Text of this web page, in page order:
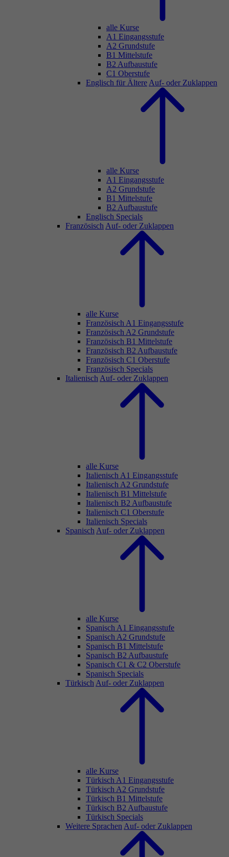
alle Kurse
A1 Eingangsstufe
A2 Grundstufe
B1 Mittelstufe
B2 Aufbaustufe
C1 Oberstufe
Englisch für Ältere Auf- oder Zuklappen
alle Kurse
A1 Eingangsstufe
A2 Grundstufe
B1 Mittelstufe
B2 Aufbaustufe
Englisch Specials
Französisch Auf- oder Zuklappen
alle Kurse
Französisch A1 Eingangsstufe
Französisch A2 Grundstufe
Französisch B1 Mittelstufe
Französisch B2 Aufbaustufe
Französisch C1 Oberstufe
Französisch Specials
Italienisch Auf- oder Zuklappen
alle Kurse
Italienisch A1 Eingangsstufe
Italienisch A2 Grundstufe
Italienisch B1 Mittelstufe
Italienisch B2 Aufbaustufe
Italienisch C1 Oberstufe
Italienisch Specials
Spanisch Auf- oder Zuklappen
alle Kurse
Spanisch A1 Eingangsstufe
Spanisch A2 Grundstufe
Spanisch B1 Mittelstufe
Spanisch B2 Aufbaustufe
Spanisch C1 & C2 Oberstufe
Spanisch Specials
Türkisch Auf- oder Zuklappen
alle Kurse
Türkisch A1 Eingangsstufe
Türkisch A2 Grundstufe
Türkisch B1 Mittelstufe
Türkisch B2 Aufbaustufe
Türkisch Specials
Weitere Sprachen Auf- oder Zuklappen